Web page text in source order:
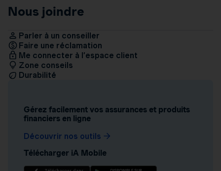
Nous joindre
Parler à un conseiller
Faire une réclamation
Me connecter à l’espace client
Zone conseils
Durabilité
Gérez facilement vos assurances et produits
financiers en ligne
Découvrir nos outils
Télécharger iA Mobile